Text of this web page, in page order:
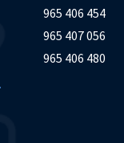
965 406 454
965 407 056
965 406 480